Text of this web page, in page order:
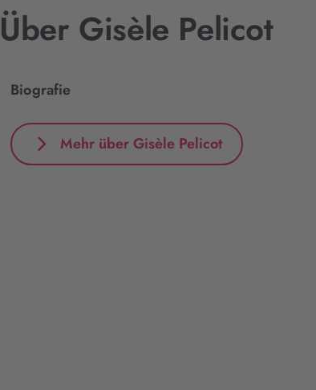
Über Gisèle Pelicot
Biografie
Mehr über Gisèle Pelicot